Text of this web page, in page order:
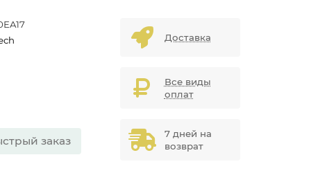
заказ
Доставка
Все виды
оплат
7 дней на
возврат